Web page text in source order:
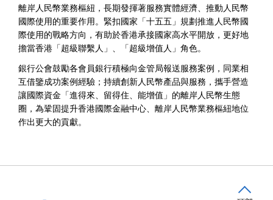
離岸人民幣業務樞紐，長期發揮著服務實體經濟、推動人民幣
國際使用的重要作用。緊扣國家「十五五」規劃推進人民幣國
際使用的戰略方向，有助於香港承接國家高水平開放，更好地
擔當香港「超級聯繫人」、「超級增值人」角色。
銀行公會鼓勵各會員銀行積極向金管局報送服務案例，同業相
互借鑒成功案例經驗；持續創新人民幣產品與服務，攜手營造
讓國際資金「進得來、留得住、能增值」的離岸人民幣生態
圈，為鞏固提升香港國際金融中心、離岸人民幣業務樞紐地位
作出更大的貢獻。